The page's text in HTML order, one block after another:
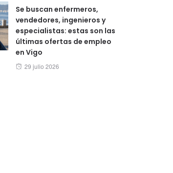
Se buscan enfermeros,
vendedores, ingenieros y
especialistas: estas son las
últimas ofertas de empleo
en Vigo
Posted
29 julio 2026